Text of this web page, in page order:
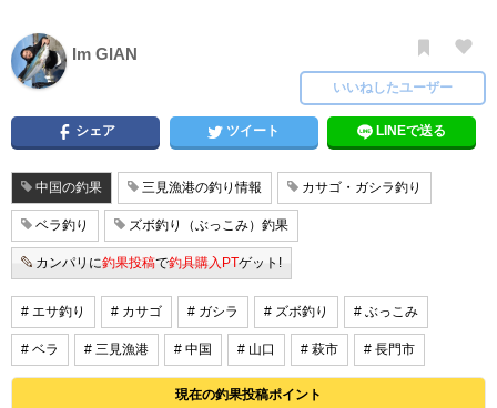
Im GIAN
いいねしたユーザー
シェア ツイート LINEで送る
中国の釣果 三見漁港の釣り情報 カサゴ・ガシラ釣り
ベラ釣り ズボ釣り（ぶっこみ）釣果
カンパリに釣果投稿で釣具購入PTゲット!
# エサ釣り # カサゴ # ガシラ # ズボ釣り # ぶっこみ
# ベラ # 三見漁港 # 中国 # 山口 # 萩市 # 長門市
現在の釣果投稿ポイント